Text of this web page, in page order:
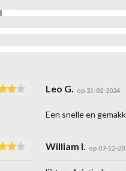
Leo G. op 21-02-2024
Een snelle en
William I. op 07-12-